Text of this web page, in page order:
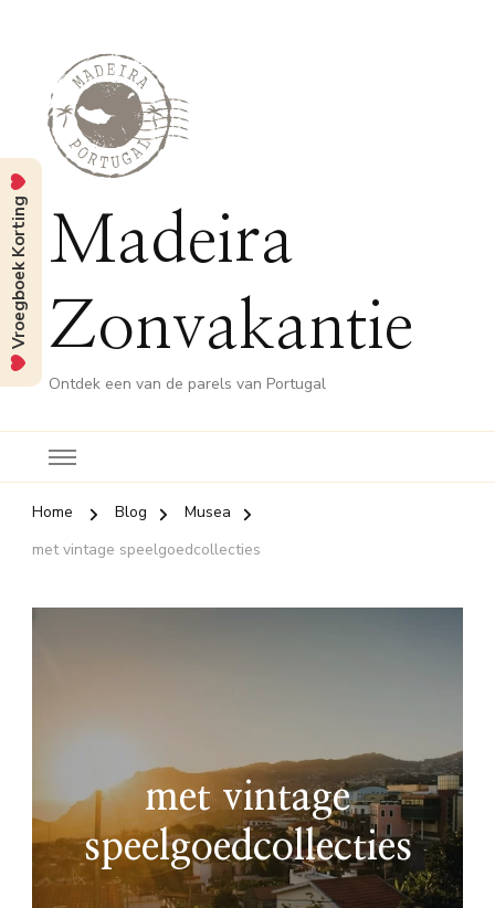
Madeira
Zonvakantie
Ontdek een van de parels van Portugal
Home Blog
Musea
met vintage speelgoedcollecties
met vintage
speelgoedcollecties
Vroegboek Korting